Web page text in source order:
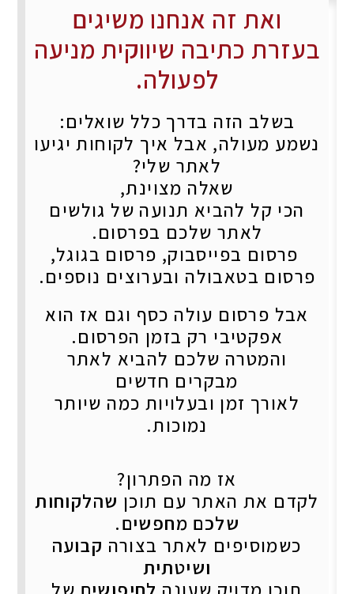
ואת זה אנחנו משיגים
בעזרת כתיבה שיווקית מניעה
לפעולה.
בשלב הזה בדרך כלל שואלים:
נשמע מעולה, אבל איך לקוחות יגיעו
לאתר שלי?
שאלה מצוינת,
הכי קל להביא תנועה של גולשים
לאתר שלכם בפרסום.
פרסום בפייסבוק, פרסום בגוגל,
פרסום בטאבולה ובערוצים נוספים.
אבל פרסום עולה כסף וגם אז הוא
אפקטיבי רק בזמן הפרסום.
והמטרה שלכם להביא לאתר
מבקרים חדשים
לאורך זמן ובעלויות כמה שיותר
נמוכות.
אז מה הפתרון?
לקדם את האתר עם תוכן שהלקוחות
שלכם מחפשים.
כשמוסיפים לאתר בצורה קבועה
ושיטתית